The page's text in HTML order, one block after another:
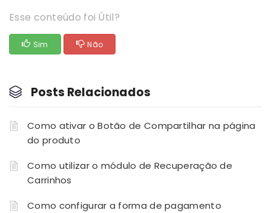
Esse conteúdo foi Útil?
Sim Não
Posts Relacionados
Como ativar o Botão de Compartilhar na página
do produto
Como utilizar o módulo de Recuperação de
Carrinhos
Como configurar a forma de pagamento